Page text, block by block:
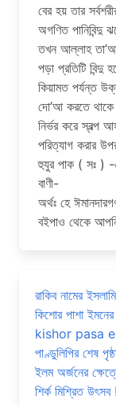
বের হয় তার
অগণিত পানিবিন্দু
তখন আল্লাহ
পড়া প্রতিটি
কিয়ামত পর্যন্ত
দো’আ করতে থাকে
নির্ভর করে স্বল্প
পরিত্যাগ করার
হুযুর পাক ( সঃ ) -
বাণী-
অর্থঃ হে
বইপাও থেকে
রাকিব নামের
কিশোর পাশা
kishor pasa
পাণ্ডুলিপির শেষ
ইলম অর্জনের
শির্ক মিশ্রিত উৎসব !